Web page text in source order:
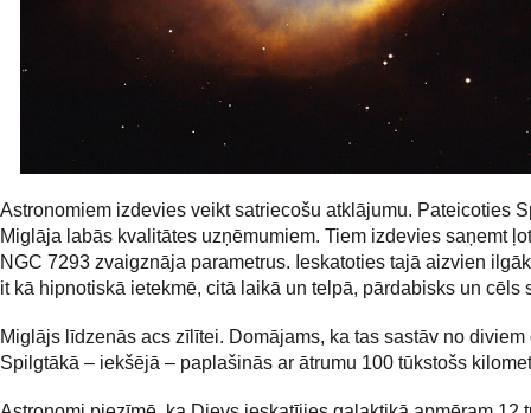
Astronomiem izdevies veikt satriecošu atklājumu. Pateicoties
Miglāja labās kvalitātes uzņēmumiem. Tiem izdevies saņemt
NGC 7293 zvaigznāja parametrus. Ieskatoties tajā aizvien
it kā hipnotiskā ietekmē, citā laikā un telpā, pārdabisks un cēls
Miglājs līdzenās acs zīlītei. Domājams, ka tas sastāv no diviem
Spilgtākā – iekšējā – paplašinās ar ātrumu 100 tūkstošs